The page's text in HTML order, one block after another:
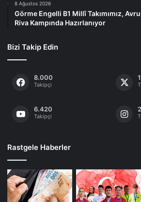
8 Ağustos 2026
Görme Engelli B1 Millî Takımımız,
Riva Kampında Hazırlanıyor
Bizi Takip Edin
8.000
Takipçi
6.420
Takipçi
Rastgele Haberler